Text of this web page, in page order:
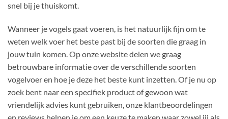
snel bij je thuiskomt.
Wanneer je vogels gaat voeren, is het natuurlijk fijn om te
weten welk voer het beste past bij de soorten die graag in
jouw tuin komen. Op onze website delen we graag
betrouwbare informatie over de verschillende soorten
vogelvoer en hoe je deze het beste kunt inzetten. Of je nu op
zoek bent naar een specifiek product of gewoon wat
vriendelijk advies kunt gebruiken, onze klantbeoordelingen